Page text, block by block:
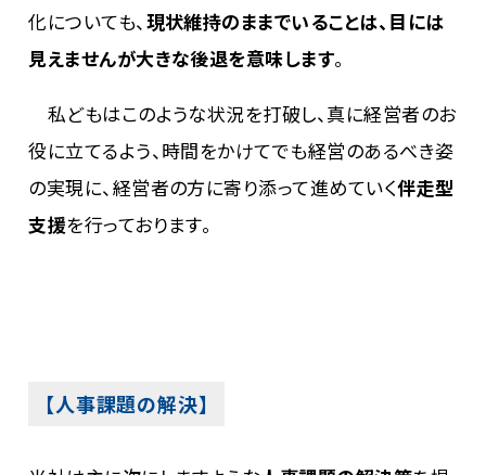
化についても、現状維持のままでいることは、目には
見えませんが大きな後退を意味します。
私どもはこのような状況を打破し、真に経営者のお
役に立てるよう、時間をかけてでも経営のあるべき姿
の実現に、経営者の方に寄り添って進めていく伴走型
支援を行っております。
【人事課題の解決】